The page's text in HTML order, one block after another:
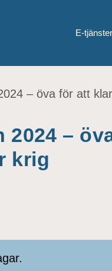
E-
– öva för att
2024 –
krig